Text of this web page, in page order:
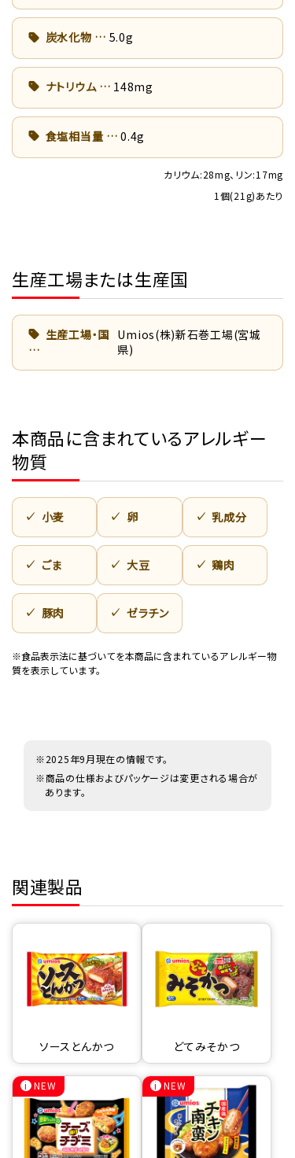
炭水化物 5.0g
ナトリウム 148mg
食塩相当量 0.4g
カリウム:28mg、リン:17mg
1個(21g)あたり
生産工場または生産国
生産工場・国 Umios(株)新石巻工場(宮城
県)
本商品に含まれているアレルギー
物質
小麦 卵 乳成分
ごま 大豆 鶏肉
豚肉 ゼラチン
※食品表示法に基づいてを本商品に含まれているアレルギー物
質を表示しています。
※2025年9月現在の情報です。
※商品の仕様およびパッケージは変更される場合が
あります。
関連製品
ソースとんかつ どてみそかつ
NEW NEW